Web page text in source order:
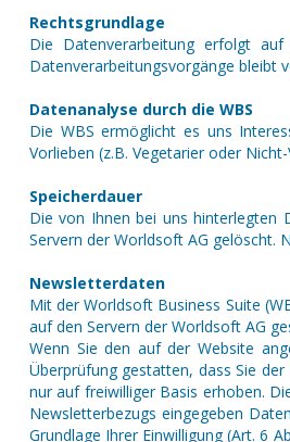
Rechtsgrundlage
Die Datenverarbeitung erfolgt
Datenverarbeitungsvorgänge bleibt
Datenanalyse durch die WBS
Die WBS ermöglicht es uns
Vorlieben (z.B. Vegetarier oder
Speicherdauer
Die von Ihnen bei uns hinterlegten
Servern der Worldsoft AG gelöscht.
Newsletterdaten
Mit der Worldsoft Business Suite
auf den Servern der Worldsoft AG
Wenn Sie den auf der Website
Überprüfung gestatten, dass Sie
nur auf freiwilliger Basis erhoben.
Newsletterbezugs eingegeben
Grundlage Ihrer Einwilligung (Art. 6